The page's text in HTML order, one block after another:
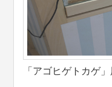
「アゴヒゲトカゲ